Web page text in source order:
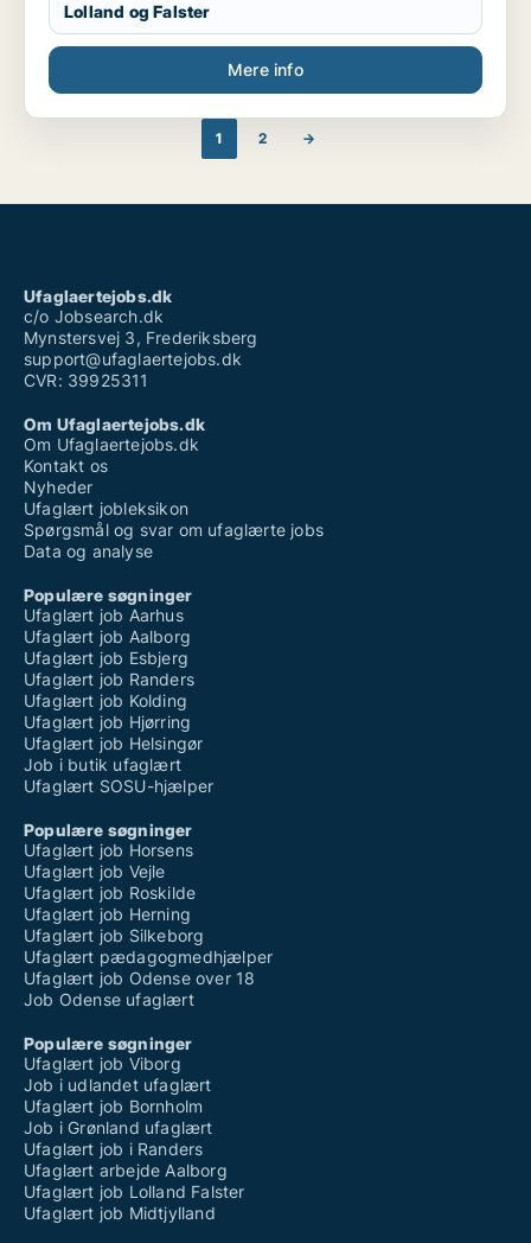
Lolland og Falster
Mere info
1 2 →
Ufaglaertejobs.dk
c/o Jobsearch.dk
Mynstersvej 3, Frederiksberg
support@ufaglaertejobs.dk
CVR: 39925311
Om Ufaglaertejobs.dk
Om Ufaglaertejobs.dk
Kontakt os
Nyheder
Ufaglært jobleksikon
Spørgsmål og svar om ufaglærte jobs
Data og analyse
Populære søgninger
Ufaglært job Aarhus
Ufaglært job Aalborg
Ufaglært job Esbjerg
Ufaglært job Randers
Ufaglært job Kolding
Ufaglært job Hjørring
Ufaglært job Helsingør
Job i butik ufaglært
Ufaglært SOSU-hjælper
Populære søgninger
Ufaglært job Horsens
Ufaglært job Vejle
Ufaglært job Roskilde
Ufaglært job Herning
Ufaglært job Silkeborg
Ufaglært pædagogmedhjælper
Ufaglært job Odense over 18
Job Odense ufaglært
Populære søgninger
Ufaglært job Viborg
Job i udlandet ufaglært
Ufaglært job Bornholm
Job i Grønland ufaglært
Ufaglært job i Randers
Ufaglært arbejde Aalborg
Ufaglært job Lolland Falster
Ufaglært job Midtjylland